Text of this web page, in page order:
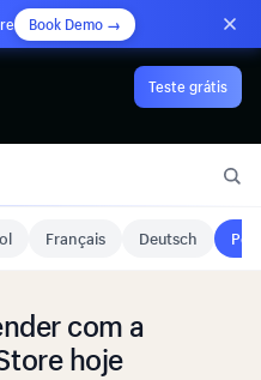
Book Demo →
Teste grátis
Français Deutsch
com a
hoje